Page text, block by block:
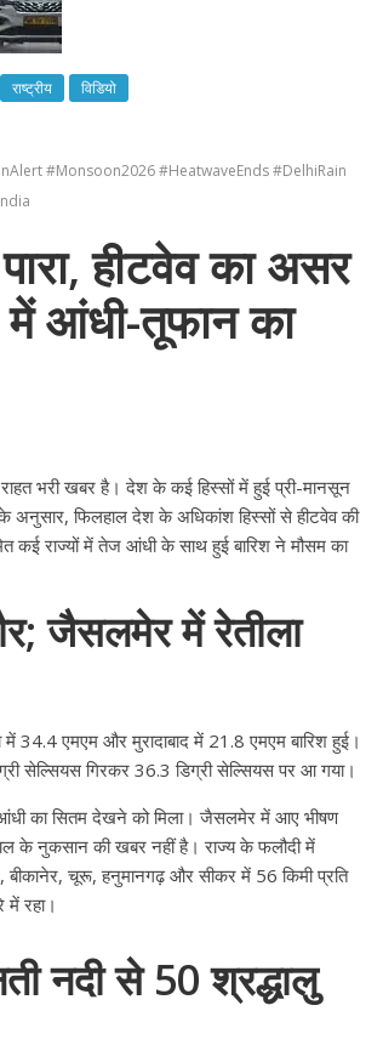
राष्ट्रीय विडियो
#Monsoon2026 #HeatwaveEnds #DelhiRain
हीटवेव का असर
में आंधी-तूफान का
भरी खबर है। देश के कई हिस्सों में हुई प्री-मानसून
के अनुसार, फिलहाल देश के अधिकांश हिस्सों से हीटवेव की
कई राज्यों में तेज आंधी के साथ हुई बारिश ने मौसम का
जैसलमेर में रेतीला
में 34.4 एमएम और मुरादाबाद में 21.8 एमएम बारिश हुई।
सेल्सियस गिरकर 36.3 डिग्री सेल्सियस पर आ गया।
का सितम देखने को मिला। जैसलमेर में आए भीषण
के नुकसान की खबर नहीं है। राज्य के फलौदी में
बीकानेर, चूरू, हनुमानगढ़ और सीकर में 56 किमी प्रति
रहा।
नदी से 50 श्रद्धालु